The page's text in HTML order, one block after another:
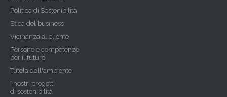
Politica di Sostenibilità
Etica del business
Vicinanza al cliente
Persone e competenze
per il futuro
Tutela dell'ambiente
I nostri progetti
di sostenibilità